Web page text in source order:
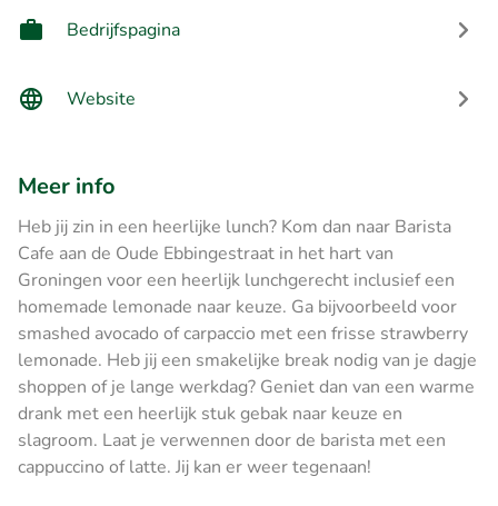
Bedrijfspagina
Website
Meer info
Heb jij zin in een heerlijke lunch? Kom dan naar Barista
Cafe aan de Oude Ebbingestraat in het hart van
Groningen voor een heerlijk lunchgerecht inclusief een
homemade lemonade naar keuze. Ga bijvoorbeeld voor
smashed avocado of carpaccio met een frisse strawberry
lemonade. Heb jij een smakelijke break nodig van je dagje
shoppen of je lange werkdag? Geniet dan van een warme
drank met een heerlijk stuk gebak naar keuze en
slagroom. Laat je verwennen door de barista met een
cappuccino of latte. Jij kan er weer tegenaan!